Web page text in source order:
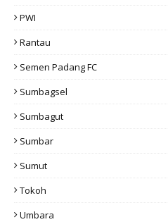
PWI
Rantau
Semen Padang FC
Sumbagsel
Sumbagut
Sumbar
Sumut
Tokoh
Umbara